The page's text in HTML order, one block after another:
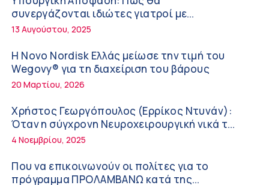
Διακοπές με ασφάλεια
6:20 πμ
Ειρήνη Ζίγκιρη (Ερρίκος Ντυνάν): H θερμική
καταπόνηση στους ηλικιωμένους
εργαζόμενους
6:11 πμ
Σύσκεψη στον ΕΟΦ για την ομαλή λειτουργία
της εφοδιαστικής αλυσίδας των φαρμάκων
στη διάρκεια του καλοκαιριού
12:08 μμ
Μιχάλης Τάτσης, Insurance & Healthcare
Analyst, διευθυντής Επιχειρηματικής
Ανάπτυξης Ομίλου HHG
11:54 πμ
συνεργάζονται ιδιώτες γιατροί με
νοσοκομεία του δημοσίου συστήματος
13 Αυγούστου, 2025
Η Novo Nordisk Ελλάς μείωσε την τιμή του
Wegovy® για τη διαχείριση του βάρους
20 Μαρτίου, 2026
Χρήστος Γεωργόπουλος (Ερρίκος Ντυνάν):
Όταν η σύγχρονη Νευροχειρουργική νικά το
φόβο!
4 Νοεμβρίου, 2025
Που να επικοινωνούν οι πολίτες για το
πρόγραμμα ΠΡΟΛΑΜΒΑΝΩ κατά της